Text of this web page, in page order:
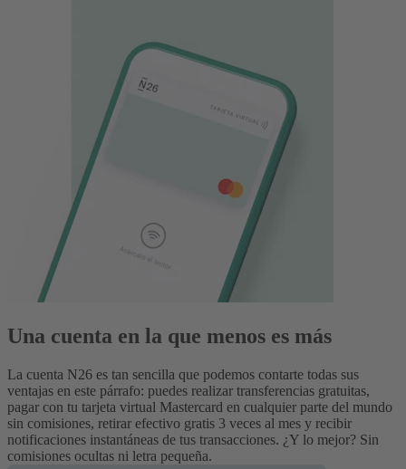
Una cuenta en la que menos es más
La cuenta N26 es tan sencilla que podemos contarte todas sus
ventajas en este párrafo: puedes realizar transferencias gratuitas,
pagar con tu tarjeta virtual Mastercard en cualquier parte del mundo
sin comisiones, retirar efectivo gratis 3 veces al mes y recibir
notificaciones instantáneas de tus transacciones. ¿Y lo mejor? Sin
comisiones ocultas ni letra pequeña.